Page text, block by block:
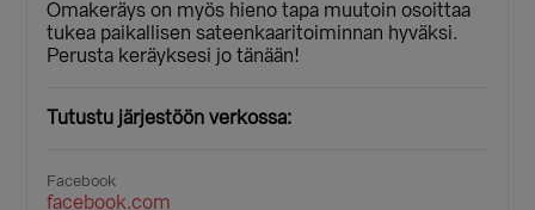
Omakeräys on myös hieno tapa muutoin osoittaa
tukea paikallisen sateenkaaritoiminnan hyväksi.
Perusta keräyksesi jo tänään!
Tutustu järjestöön verkossa:
Facebook
facebook.com